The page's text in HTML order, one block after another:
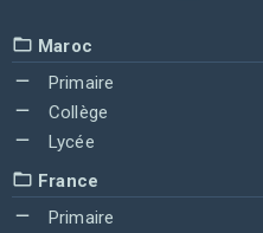
Maroc
Primaire
Collège
Lycée
France
Primaire